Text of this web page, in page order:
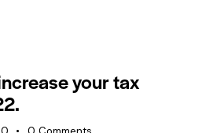
your tax